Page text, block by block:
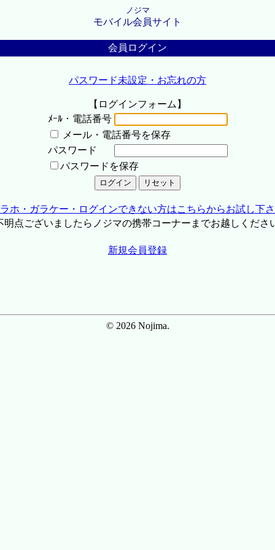
ノジマ
モバイル会員サイト
会員ログイン
パスワード未設定・お忘れの方
【ログインフォーム】
ﾒｰﾙ・電話番号
メール・電話番号を保存
パスワード
パスワードを保存
ホ・ガラケー・ログインできない方はこちらからお試し下
点ございましたらノジマの携帯コーナーまでお越しくださ
新規会員登録
© 2026 Nojima.